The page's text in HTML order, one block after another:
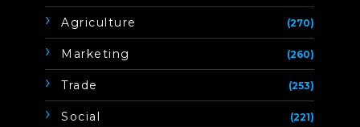
Agriculture (270)
Marketing (260)
Trade (253)
Social (221)